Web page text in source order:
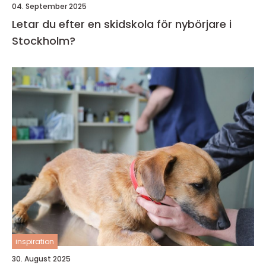
04. September 2025
Letar du efter en skidskola för nybörjare i
Stockholm?
inspiration
30. August 2025